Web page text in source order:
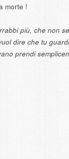
morte !
più, che non
dire che tu
prendi